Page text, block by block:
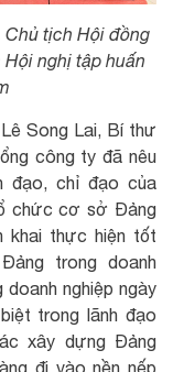
Chủ tịch Hội đồng
Hội nghị tập huấn
Song Lai, Bí thư
công ty đã nêu
đạo, chỉ đạo của
chức cơ sở Đảng
khai thực hiện tốt
trong doanh
nghiệp ngày
trong lãnh đạo
xây dựng Đảng
đi vào nền nếp